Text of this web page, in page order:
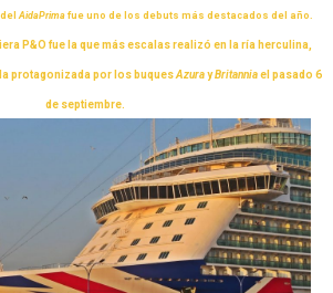
delAidaPrima fue uno de los debuts más destacados del año.
P&O fue la que más escalas realizó en la ría herculina,
protagonizada por los buquesAzurayBritanniael pasado 6
de septiembre.